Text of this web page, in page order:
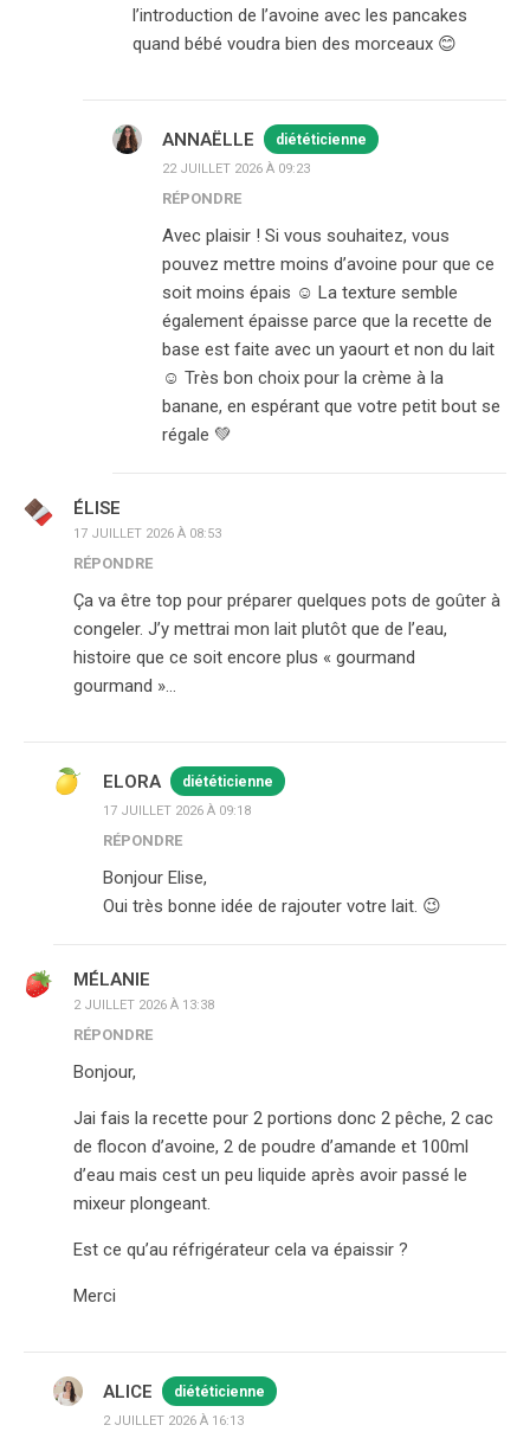
l’introduction de l’avoine avec les pancakes
quand bébé voudra bien des morceaux 😊
ANNAËLLE diététicienne
22 JUILLET 2026 À 09:23
RÉPONDRE
Avec plaisir ! Si vous souhaitez, vous
pouvez mettre moins d’avoine pour que ce
soit moins épais ☺️ La texture semble
également épaisse parce que la recette de
base est faite avec un yaourt et non du lait
☺️ Très bon choix pour la crème à la
banane, en espérant que votre petit bout se
régale 💚
ÉLISE
17 JUILLET 2026 À 08:53
RÉPONDRE
Ça va être top pour préparer quelques pots de goûter à
congeler. J’y mettrai mon lait plutôt que de l’eau,
histoire que ce soit encore plus « gourmand
gourmand »…
ELORA diététicienne
17 JUILLET 2026 À 09:18
RÉPONDRE
Bonjour Elise,
Oui très bonne idée de rajouter votre lait. 😉
MÉLANIE
2 JUILLET 2026 À 13:38
RÉPONDRE
Bonjour,
Jai fais la recette pour 2 portions donc 2 pêche, 2 cac
de flocon d’avoine, 2 de poudre d’amande et 100ml
d’eau mais cest un peu liquide après avoir passé le
mixeur plongeant.
Est ce qu’au réfrigérateur cela va épaissir ?
Merci
ALICE diététicienne
2 JUILLET 2026 À 16:13